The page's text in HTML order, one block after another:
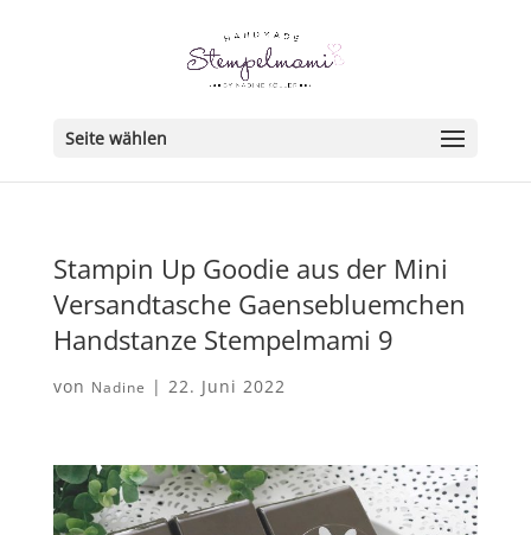
Seite wählen
Stampin Up Goodie aus der Mini
Versandtasche Gaensebluemchen
Handstanze Stempelmami 9
von Nadine | 22. Juni 2022